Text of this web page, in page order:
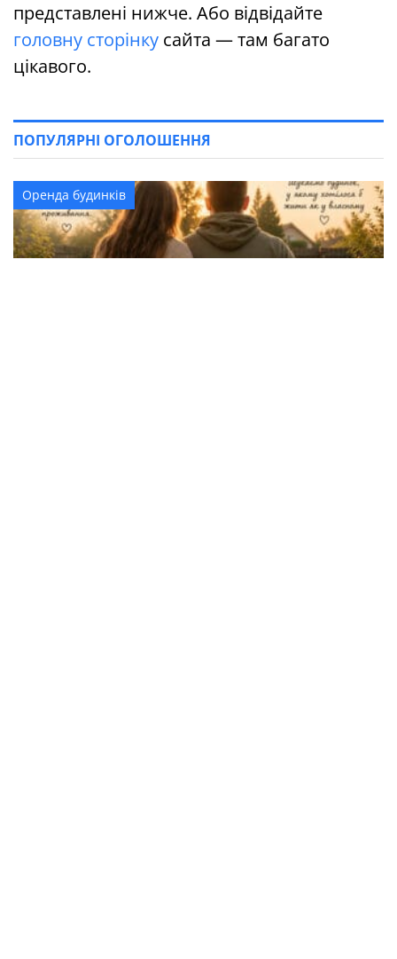
представлені нижче. Або відвідайте
головну сторінку сайта — там багато
цікавого.
ПОПУЛЯРНІ ОГОЛОШЕННЯ
Оренда будинків